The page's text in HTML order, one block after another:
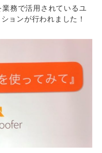
務で活用されているユ
ョンが行われました！